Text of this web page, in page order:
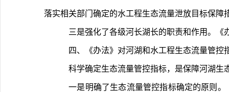
落实相关部门确定的水工程生态流量泄放目标保障
三是强化了各级河长湖长的职责和作用。
四、《办法》对河湖和水工程生态流量管
科学确定生态流量管控指标，是保障河湖
	一是明确了生态流量管控指标确定的原则。《办法》规定，河流、湖泊控制断面生态流量管控指标应统筹流域上下游、左右岸、干支流，综合考虑水资源条件、气候状